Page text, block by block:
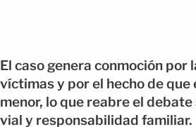
El caso genera conmoción por
víctimas y por el hecho de que
menor, lo que reabre el
vial y responsabilidad familiar.